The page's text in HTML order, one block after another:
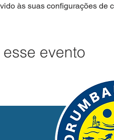
às suas configurações de
evento